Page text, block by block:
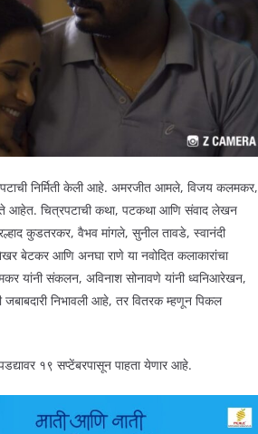
निर्मिती केली आहे. अमरजीत आमले, विजय कलमकर,
आहेत. चित्रपटाची कथा, पटकथा आणि संवाद लेखन
कुडतरकर, वैभव मांगले, सुनील तावडे, स्वानंदी
बेटकर आणि अनघा राणे या नवोदित कलाकारांचा
यांनी संकलन, अविनाश सोनावणे यांनी ध्वनिआरेखन,
निभावली आहे, तर वितरक म्हणून पिकल
१९ सप्टेंबरपासून पाहता येणार आहे.